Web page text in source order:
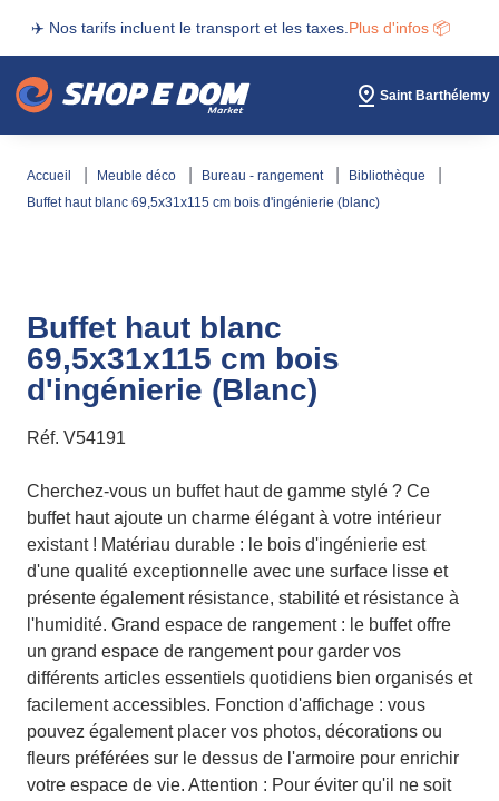
✈️ Nos tarifs incluent le transport et les taxes. Plus d'infos 📦
Saint Barthélemy
accueil meuble déco bureau - rangement
bibliothèque
buffet haut blanc 69,5x31x115 cm bois d'ingénierie (blanc)
Buffet haut blanc
69,5x31x115 cm bois
d'ingénierie (Blanc)
Réf. V54191
Cherchez-vous un buffet haut de gamme stylé ? Ce
buffet haut ajoute un charme élégant à votre intérieur
existant ! Matériau durable : le bois d'ingénierie est
d'une qualité exceptionnelle avec une surface lisse et
présente également résistance, stabilité et résistance à
l'humidité. Grand espace de rangement : le buffet offre
un grand espace de rangement pour garder vos
différents articles essentiels quotidiens bien organisés et
facilement accessibles. Fonction d'affichage : vous
pouvez également placer vos photos, décorations ou
fleurs préférées sur le dessus de l'armoire pour enrichir
votre espace de vie. Attention : Pour éviter qu'il ne soit